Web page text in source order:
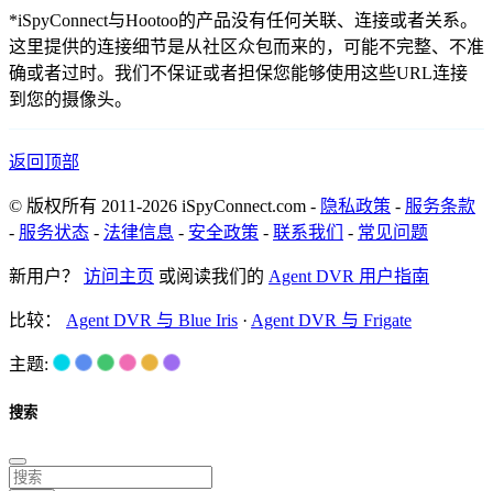
*iSpyConnect与Hootoo的产品没有任何关联、连接或者关系。
这里提供的连接细节是从社区众包而来的，可能不完整、不准
确或者过时。我们不保证或者担保您能够使用这些URL连接
到您的摄像头。
返回顶部
© 版权所有 2011-2026 iSpyConnect.com - 隐私政策 - 服务条款
- 服务状态 - 法律信息 - 安全政策 - 联系我们 - 常见问题
新用户？ 访问主页 或阅读我们的 Agent DVR 用户指南
比较： Agent DVR 与 Blue Iris · Agent DVR 与 Frigate
主题:
搜索